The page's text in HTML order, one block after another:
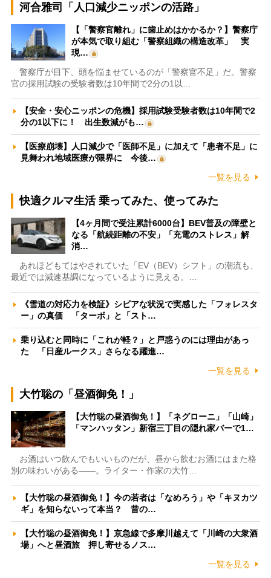
河合雅司「人口減少ニッポンの活路」
【「警察官離れ」に歯止めはかかるか？】警察庁
が本気で取り組む「警察組織の構造改革」 実
現…
警察庁が目下、頭を悩ませているのが「警察官不足」だ。警察
官の採用試験の受験者数は10年間で2分の1以…
【安全・安心ニッポンの危機】採用試験受験者数は10年間で2
分の1以下に！ 出生数減がも…
【医療崩壊】人口減少で「医師不足」に加えて「患者不足」に
見舞われ地域医療が限界に 今後…
一覧を見る
快適クルマ生活 乗ってみた、使ってみた
【4ヶ月間で受注累計6000台】BEV普及の障壁と
なる「航続距離の不安」「充電のストレス」解
消…
あれほどもてはやされていた「EV（BEV）シフト」の潮流も、
最近では減速基調になっているように見える。…
《雪道の対応力を検証》シビアな状況で実感した「フォレスタ
ー」の真価 「ターボ」と「スト…
乗り込むと同時に「これが軽？」と戸惑うのには理由があっ
た 「日産ルークス」さらなる躍進…
一覧を見る
大竹聡の「昼酒御免！」
【大竹聡の昼酒御免！】「ネグローニ」「山崎」
「マンハッタン」新宿三丁目の隠れ家バーで1…
お酒はいつ飲んでもいいものだが、昼から飲むお酒にはまた格
別の味わいがある――。ライター・作家の大竹…
【大竹聡の昼酒御免！】今の若者は「なめろう」や「キヌカツ
ギ」を知らないって本当？ 昔の…
【大竹聡の昼酒御免！】京急線で多摩川越えて「川崎の大衆酒
場」へと昼酒旅 押し寄せるノス…
一覧を見る